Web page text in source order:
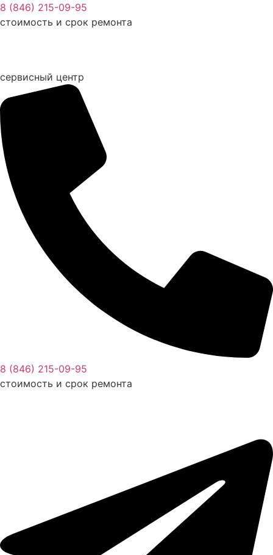
Перейти
к
8 (846) 215-09-95
стоимость и срок ремонта
сервисный центр
8 (846) 215-09-95
стоимость и срок ремонта